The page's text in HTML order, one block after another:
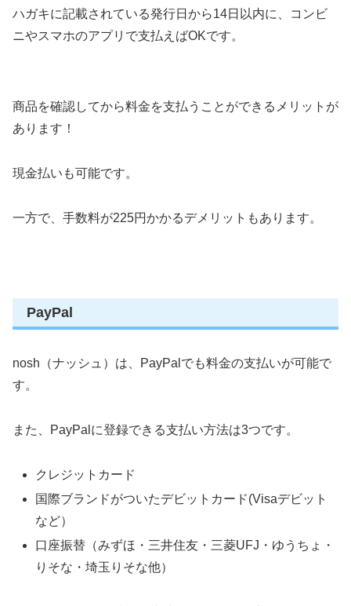
ハガキに記載されている発行日から14日以内に、コンビ
ニやスマホのアプリで支払えばOKです。
商品を確認してから料金を支払うことができるメリットが
あります！
現金払いも可能です。
一方で、手数料が225円かかるデメリットもあります。
PayPal
nosh（ナッシュ）は、PayPalでも料金の支払いが可能で
す。
また、PayPalに登録できる支払い方法は3つです。
クレジットカード
国際ブランドがついたデビットカード(Visaデビット
など）
口座振替（みずほ・三井住友・三菱UFJ・ゆうちょ・
りそな・埼玉りそな他）